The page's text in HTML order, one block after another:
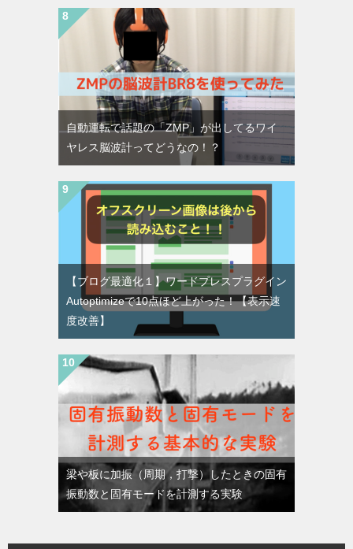
自動運転で話題の「ZMP」が出してるワイ
ヤレス脳波計ってどうなの！？
【ブログ最適化１】ワードプレスプラグイン
Autoptimizeで10点ほど上がった！【表示速
度改善】
梁や板に加振（周期，打撃）したときの固有
振動数と固有モードを計測する実験